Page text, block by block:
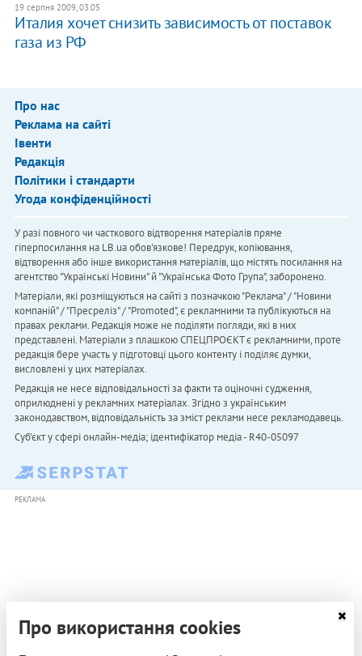
19 серпня 2009, 03:05
Италия хочет снизить зависимость от поставок
газа из РФ
Про нас
Реклама на сайті
Івенти
Редакція
Політики і стандарти
Угода конфіденційності
У разі повного чи часткового відтворення матеріалів пряме
гіперпосилання на LB.ua обов'язкове! Передрук, копіювання,
відтворення або інше використання матеріалів, що містять посилання на
агентство "Українськi Новини" й "Українська Фото Група", заборонено.
Матеріали, які розміщуються на сайті з позначкою "Реклама" / "Новини
компаній" / "Пресреліз" / "Promoted", є рекламними та публікуються на
правах реклами. Редакція може не поділяти погляди, які в них
представлені. Матеріали з плашкою СПЕЦПРОЄКТ є рекламними, проте
редакція бере участь у підготовці цього контенту і поділяє думки,
висловлені у цих матеріалах.
Редакція не несе відповідальності за факти та оціночні судження,
оприлюднені у рекламних матеріалах. Згідно з українським
законодавством, відповідальність за зміст реклами несе рекламодавець.
Cуб'єкт у сфері онлайн-медіа; ідентифікатор медіа - R40-05097
РЕКЛАМА
Про використання cookies